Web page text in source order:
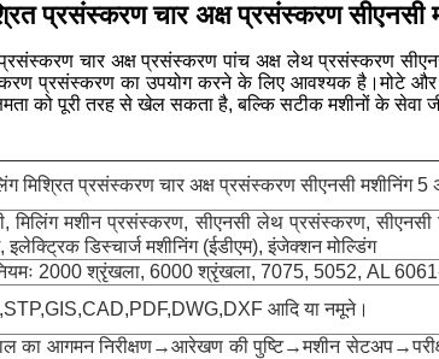
प्रसंस्करण चार अक्ष प्रसंस्करण सीएनसी
प्रसंस्करण चार अक्ष प्रसंस्करण पांच अक्ष लेथ प्रसंस्करण
प्रसंस्करण का उपयोग करने के लिए आवश्यक है।मोटे और
को पूरी तरह से खेल सकता है, बल्कि सटीक मशीनों के सेवा
मिश्रित प्रसंस्करण चार अक्ष प्रसंस्करण सीएनसी मशीनिंग 5
मिलिंग मशीन प्रसंस्करण, सीएनसी लेथ प्रसंस्करण, सीएनसी
इलेक्ट्रिक डिस्चार्ज मशीनिंग (ईडीएम), इंजेक्शन मोल्डिंग
2000 श्रृंखला, 6000 श्रृंखला, 7075, 5052, AL
आदि या नमूने।
का आगमन निरीक्षण→आरेखण की पुष्टि→मशीन